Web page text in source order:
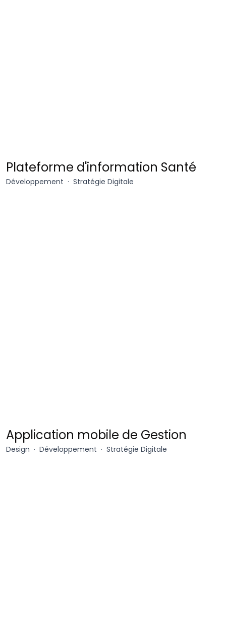
Mots
pour
Maux
Plateforme d'information Santé
Développement Stratégie Digitale
Sincro
Application mobile de Gestion
Design Développement Stratégie Digitale